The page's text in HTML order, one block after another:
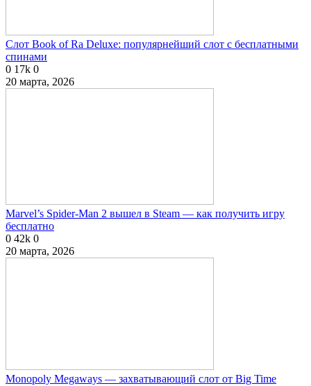
Слот Book of Ra Deluxe: популярнейший слот с бесплатными
спинами
0 17k 0
20 марта, 2026
Marvel’s Spider-Man 2 вышел в Steam — как получить игру
бесплатно
0 42k 0
20 марта, 2026
Monopoly Megaways — захватывающий слот от Big Time